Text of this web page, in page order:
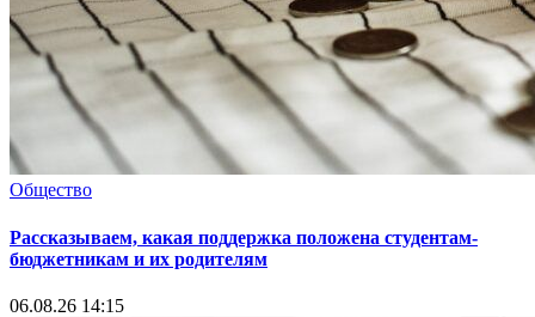
Общество
Рассказываем, какая поддержка положена студентам-
бюджетникам и их родителям
06.08.26 14:15